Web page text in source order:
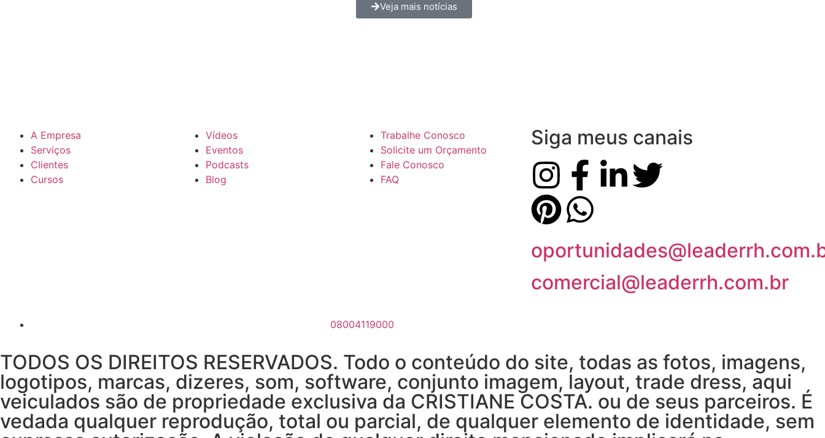
Veja mais notícias
A Empresa
Serviços
Clientes
Cursos
Vídeos
Eventos
Podcasts
Blog
Trabalhe Conosco
Solicite um Orçamento
Fale Conosco
FAQ
Siga meus canais
comercial@leaderrh.com.br
08004119000
TODOS OS DIREITOS RESERVADOS. Todo o conteúdo do site, todas as fotos, imagens,
logotipos, marcas, dizeres, som, software, conjunto imagem, layout, trade dress, aqui
veiculados são de propriedade exclusiva da CRISTIANE COSTA. ou de seus parceiros. É
vedada qualquer reprodução, total ou parcial, de qualquer elemento de identidade, sem